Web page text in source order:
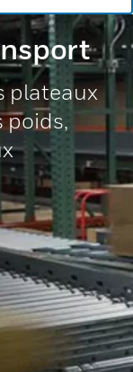
plateaux
poids,